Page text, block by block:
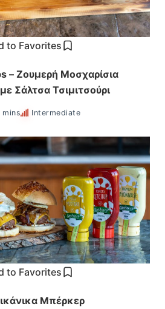
to Favorites
– Ζουμερή Μοσχαρίσια
Σάλτσα Τσιμιτσούρι
mins Intermediate
to Favorites
Μπέρκερ